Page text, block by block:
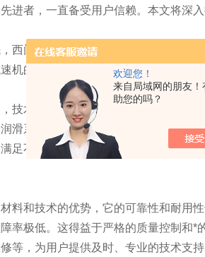
欢迎您！
来自局域网的朋友
助您的吗？
进者，一直备受用户信赖。本文将深
门子减速机在材料选择上严格把控，
机的使用寿命。同时，严格的生产工
术创新是它的一大核心竞争力。西门
滑系统，有效降低减速机的摩擦和磨
足不同行业和工况的需求。
和技术的优势，它的可靠性和耐用性
率极低。这得益于严格的质量控制和*
等，为用户提供及时、专业的技术支持